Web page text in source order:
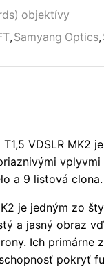
objektívy
, Samyang Optics,
VDSLR MK2
a 9 listová clona.
je jedným zo
a jasný obraz
Ich
pokryť